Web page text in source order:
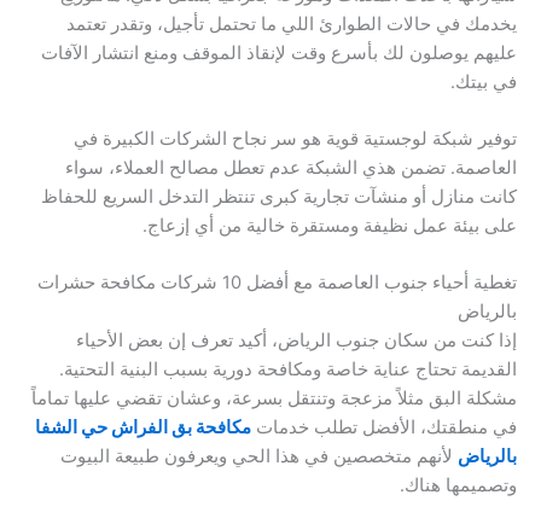
يخدمك في حالات الطوارئ اللي ما تحتمل تأجيل، وتقدر تعتمد
عليهم يوصلون لك بأسرع وقت لإنقاذ الموقف ومنع انتشار الآفات
في بيتك.
توفير شبكة لوجستية قوية هو سر نجاح الشركات الكبيرة في
العاصمة. تضمن هذي الشبكة عدم تعطل مصالح العملاء، سواء
كانت منازل أو منشآت تجارية كبرى تنتظر التدخل السريع للحفاظ
على بيئة عمل نظيفة ومستقرة خالية من أي إزعاج.
تغطية أحياء جنوب العاصمة مع أفضل 10 شركات مكافحة حشرات
بالرياض
إذا كنت من سكان جنوب الرياض، أكيد تعرف إن بعض الأحياء
القديمة تحتاج عناية خاصة ومكافحة دورية بسبب البنية التحتية.
مشكلة البق مثلاً مزعجة وتنتقل بسرعة، وعشان تقضي عليها تماماً
في منطقتك، الأفضل تطلب خدمات مكافحة بق الفراش حي الشفا
بالرياض لأنهم متخصصين في هذا الحي ويعرفون طبيعة البيوت
وتصميمها هناك.